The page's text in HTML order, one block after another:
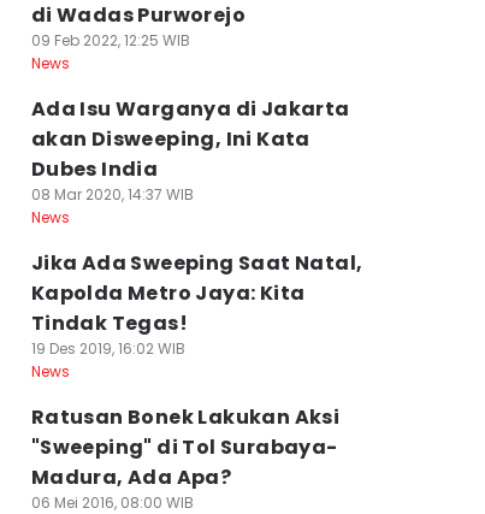
di Wadas Purworejo
09 Feb 2022, 12:25 WIB
News
Ada Isu Warganya di Jakarta
akan Disweeping, Ini Kata
Dubes India
08 Mar 2020, 14:37 WIB
News
Jika Ada Sweeping Saat Natal,
Kapolda Metro Jaya: Kita
Tindak Tegas!
19 Des 2019, 16:02 WIB
News
Ratusan Bonek Lakukan Aksi
"Sweeping" di Tol Surabaya-
Madura, Ada Apa?
06 Mei 2016, 08:00 WIB